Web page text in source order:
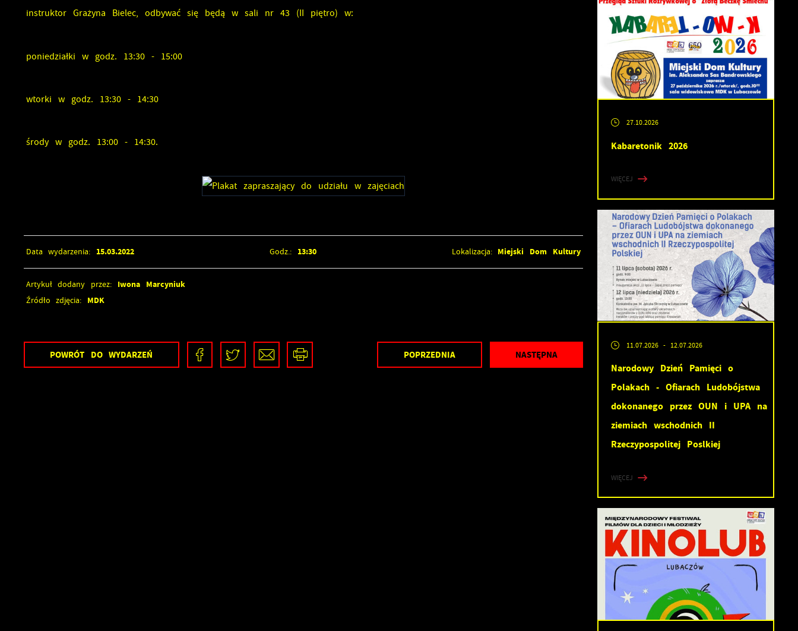
instruktor Grażyna Bielec, odbywać się będą w sali nr 43 (II piętro) w:
poniedziałki w godz. 13:30 - 15:00
wtorki w godz. 13:30 - 14:30
środy w godz. 13:00 - 14:30.
Data wydarzenia: 15.03.2022 Godz.: 13:30 Lokalizacja: Miejski Dom Kultury
Artykuł dodany przez: Iwona Marcyniuk
Źródło zdjęcia: MDK
POWRÓT DO WYDARZEŃ POPRZEDNIA NASTĘPNA
27.10.2026
Kabaretonik 2026
WIĘCEJ
11.07.2026 - 12.07.2026
Narodowy Dzień Pamięci o
Polakach - Ofiarach Ludobójstwa
dokonanego przez OUN i UPA na
ziemiach wschodnich II
Rzeczypospolitej Poslkiej
WIĘCEJ